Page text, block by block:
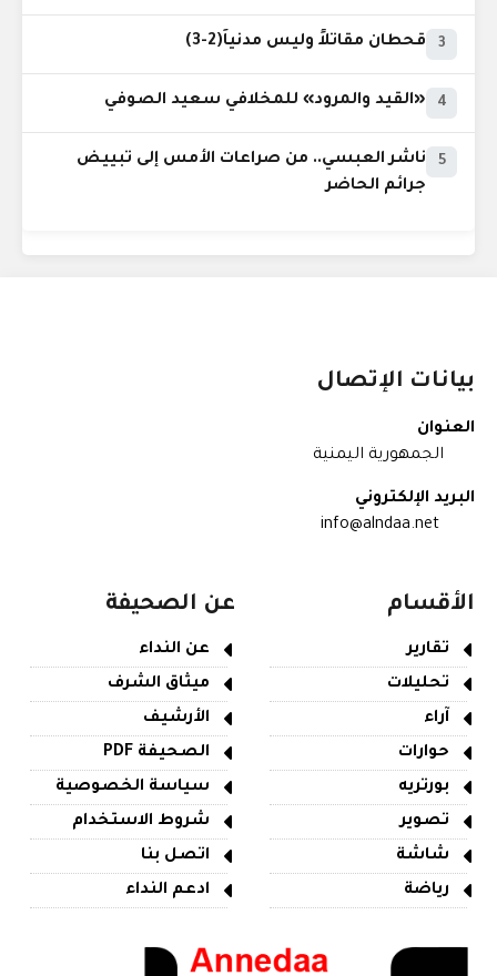
3 قحطان مقاتلاً وليس مدنياً(2-3)
4 «القيد والمرود» للمخلافي سعيد الصوفي
5
ناشر العبسي.. من صراعات الأمس إلى تبييض
جرائم الحاضر
بيانات الإتصال
العنوان
الجمهورية اليمنية
البريد الإلكتروني
info@alndaa.net
الأقسام
تقارير
تحليلات
آراء
حوارات
بورتريه
تصوير
شاشة
رياضة
عن الصحيفة
عن النداء
ميثاق الشرف
الأرشيف
الصحيفة PDF
سياسة الخصوصية
شروط الاستخدام
اتصل بنا
ادعم النداء